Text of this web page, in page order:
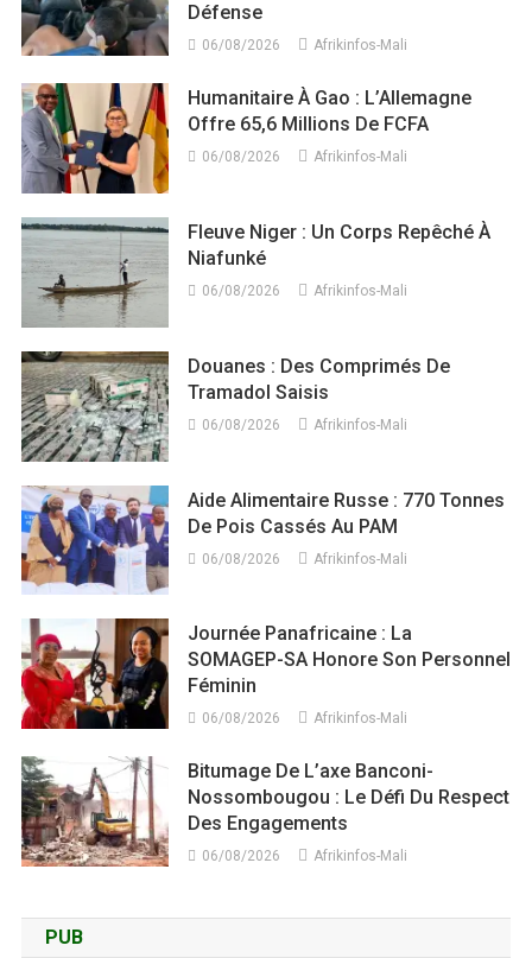
Défense
06/08/2026 Afrikinfos-Mali
Humanitaire À Gao : L’Allemagne
Offre 65,6 Millions De FCFA
06/08/2026 Afrikinfos-Mali
Fleuve Niger : Un Corps Repêché À
Niafunké
06/08/2026 Afrikinfos-Mali
Douanes : Des Comprimés De
Tramadol Saisis
06/08/2026 Afrikinfos-Mali
Aide Alimentaire Russe : 770 Tonnes
De Pois Cassés Au PAM
06/08/2026 Afrikinfos-Mali
Journée Panafricaine : La
SOMAGEP-SA Honore Son Personnel
Féminin
06/08/2026 Afrikinfos-Mali
Bitumage De L’axe Banconi-
Nossombougou : Le Défi Du Respect
Des Engagements
06/08/2026 Afrikinfos-Mali
PUB